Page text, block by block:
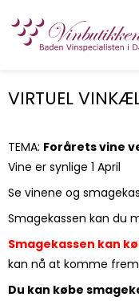
VIRTUEL
TEMA: Forårets vine
Vine er synlige 1 April
Se vinene og
Smagekassen kan du
Smagekassen kan
kan nå at komme frem
Du kan købe